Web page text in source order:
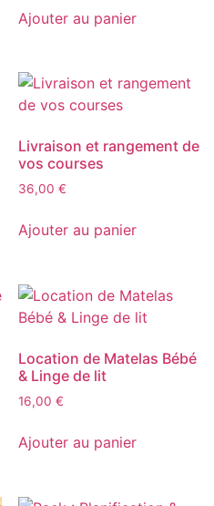
Ajouter au panier
Livraison et rangement de
vos courses
36,00 €
Ajouter au panier
Location de Matelas Bébé
& Linge de lit
16,00 €
Ajouter au panier